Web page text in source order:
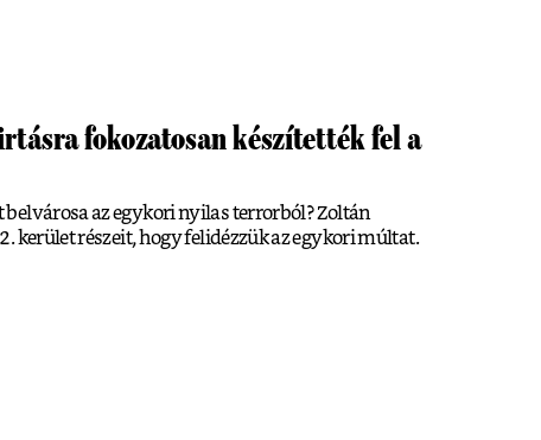
fokozatosan készítették fel a
az egykori nyilas terrorból? Zoltán
kerület részeit, hogy felidézzük az egykori múltat.